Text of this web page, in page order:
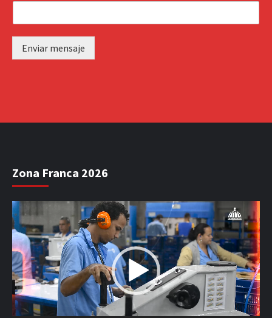
Enviar mensaje
Zona Franca 2026
Reproductor
de
vídeo